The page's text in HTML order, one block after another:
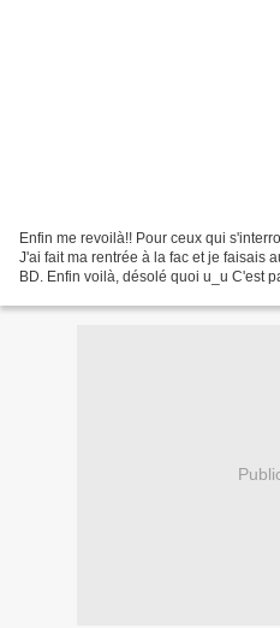
Enfin me revoilà!! Pour ceux qui
J'ai fait ma rentrée à la fac et je faisais
BD. Enfin voilà, désolé quoi u_u C'est